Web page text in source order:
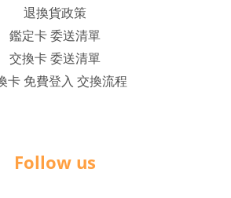
退換貨政策
鑑定卡 委送清單
交換卡 委送清單
卡 免費登入 交換流程
Follow us